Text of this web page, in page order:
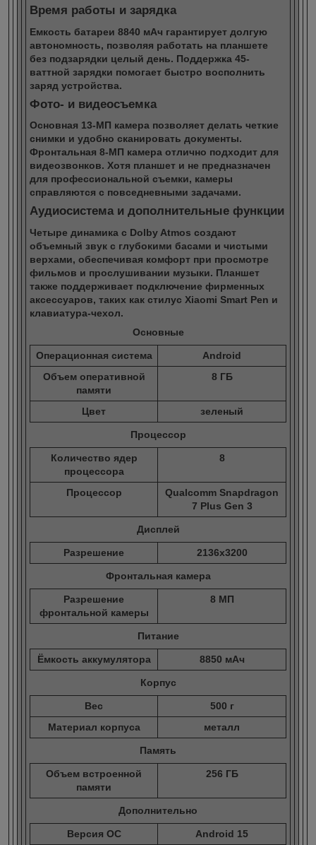
Время работы и зарядка
Емкость батареи 8840 мАч гарантирует долгую
автономность, позволяя работать на планшете
без подзарядки целый день. Поддержка 45-
ваттной зарядки помогает быстро восполнить
заряд устройства.
Фото- и видеосъемка
Основная 13-МП камера позволяет делать четкие
снимки и удобно сканировать документы.
Фронтальная 8-МП камера отлично подходит для
видеозвонков. Хотя планшет и не предназначен
для профессиональной съемки, камеры
справляются с повседневными задачами.
Аудиосистема и дополнительные функции
Четыре динамика с Dolby Atmos создают
объемный звук с глубокими басами и чистыми
верхами, обеспечивая комфорт при просмотре
фильмов и прослушивании музыки. Планшет
также поддерживает подключение фирменных
аксессуаров, таких как стилус Xiaomi Smart Pen и
клавиатура-чехол.
Основные
Операционная система
Android
Объем оперативной
памяти
8 ГБ
Цвет зеленый
Процессор
Количество ядер
процессора
8
Процессор
Qualcomm Snapdragon
7 Plus Gen 3
Дисплей
Разрешение 2136x3200
Фронтальная камера
Разрешение
фронтальной камеры
8 МП
Питание
Ёмкость аккумулятора 8850 мАч
Корпус
Вес
500 г
Материал корпуса
металл
Память
Объем встроенной
памяти
256 ГБ
Дополнительно
Версия ОС Android 15